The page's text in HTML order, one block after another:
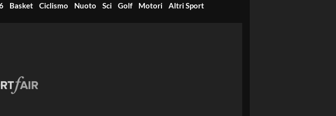
Basket Ciclismo Nuoto Sci Golf Motori Altri Sport